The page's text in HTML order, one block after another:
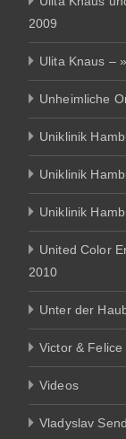
2009
Ulita Knaus –
Unheimliche
Uniklinik
Uniklinik
Uniklinik
United Color
2010
Unter der
Victor &
Videos
Vladyslav